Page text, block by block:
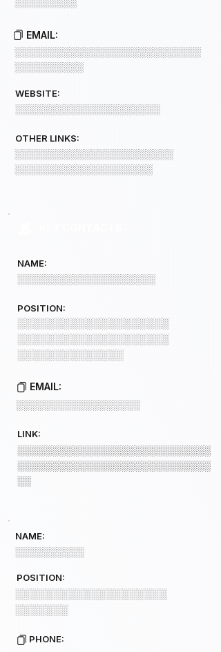
EMAIL:
░░░░░░░░░░░░░░░░░░░░░░░░░░░
░░░░░░░░░░
WEBSITE:
░░░░░░░░░░░░░░░░░░░░░
OTHER LINKS:
░░░░░░░░░░░░░░░░░░░░░░░
░░░░░░░░░░░░░░░░░░░░
NAME:
░░░░░░░░░░░░░░░░░░░░
POSITION:
░░░░░░░░░░░░░░░░░░░░
░░░░░░░░░░░░░░░░░░░░
░░░░░░░░░░░░░░
EMAIL:
░░░░░░░░░░░░░░░░░░
LINK:
░░░░░░░░░░░░░░░░░░░░░░░░░░░░
░░░░░░░░░░░░░░░░░░░░░░░░░░░░
░░
NAME:
░░░░░░░░░░
POSITION:
░░░░░░░░░░░░░░░░░░░░
░░░░░░░
PHONE: